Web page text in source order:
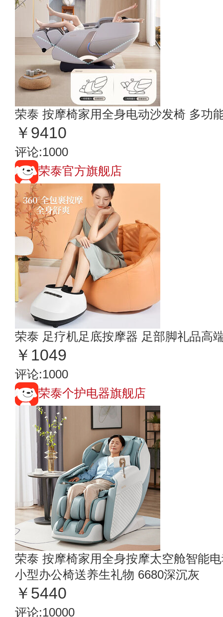
荣泰 按摩椅家用全身电动沙发椅 多功
￥9410
评论:1000
荣泰官方旗舰店
荣泰 足疗机足底按摩器 足部脚礼品高
￥1049
评论:1000
荣泰个护电器旗舰店
荣泰 按摩椅家用全身按摩太空舱智能
小型办公椅送养生礼物 6680深沉灰
￥5440
评论:10000